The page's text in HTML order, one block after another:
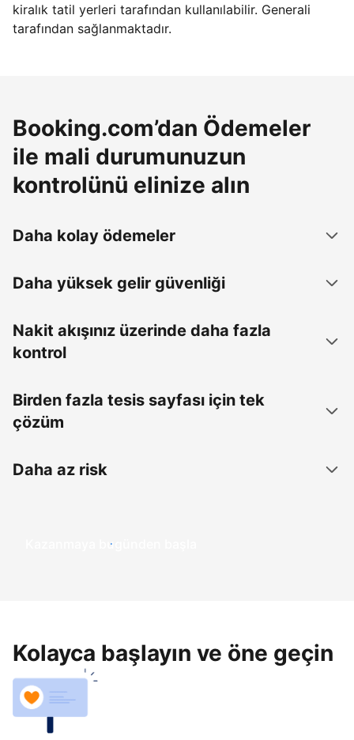
kiralık tatil yerleri tarafından kullanılabilir. Generali
tarafından sağlanmaktadır.
Booking.com’dan Ödemeler
ile mali durumunuzun
kontrolünü elinize alın
Daha kolay ödemeler
Daha yüksek gelir güvenliği
Nakit akışınız üzerinde daha fazla
kontrol
Birden fazla tesis sayfası için tek
çözüm
Daha az risk
Kazanmaya bugünden başla
Kolayca başlayın ve öne geçin